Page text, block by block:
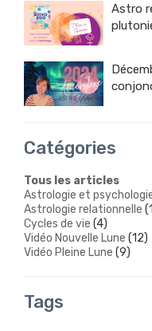
Astro
Catégories
Tous les articles
Astrologie et
Astrologie relationnelle
Cycles de vie (4)
Vidéo Nouvelle Lune (12)
Vidéo Pleine Lune (9)
Tags